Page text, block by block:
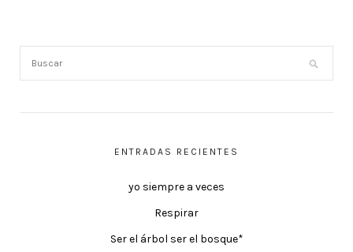
ENTRADAS RECIENTES
yo siempre a veces
Respirar
Ser el árbol ser el bosque*